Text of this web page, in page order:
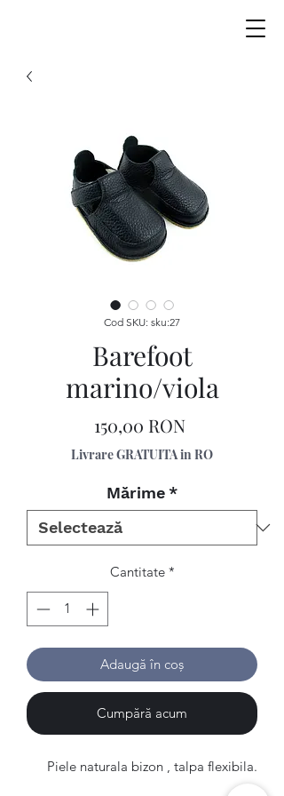
Cod SKU: sku:27
Barefoot
marino/viola
150,00 RONPreț
Livrare GRATUITA in RO
Mărime *
Cantitate *
Adaugă în coș
Cumpără acum
Piele naturala bizon , talpa flexibila.